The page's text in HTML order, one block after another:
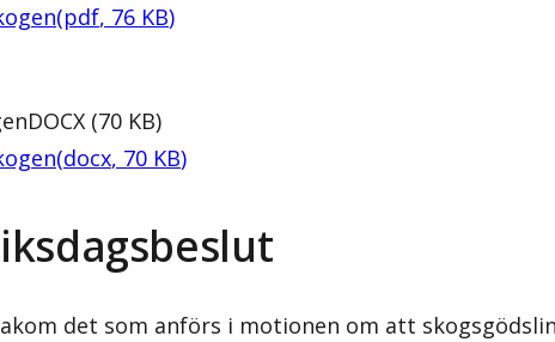
(pdf, 76 KB)
DOCX (70 KB)
(docx, 70 KB)
det som anförs i motionen om att